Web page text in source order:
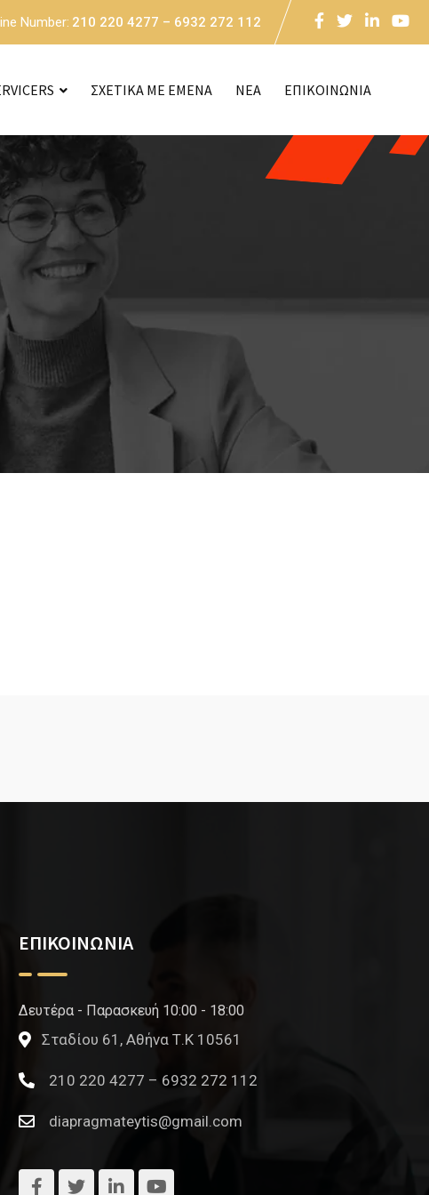
Number: 210 220 4277 – 6932 272 112
ΣΧΕΤΙΚΑ ΜΕ ΕΜΕΝΑ NEA ΕΠΙΚΟΙΝΩΝΙΑ
ΕΠΙΚΟΙΝΩΝΙΑ
Δευτέρα - Παρασκευή 10:00 - 18:00
Σταδίου 61, Αθήνα Τ.Κ 10561
210 220 4277 – 6932 272 112
diapragmateytis@gmail.com